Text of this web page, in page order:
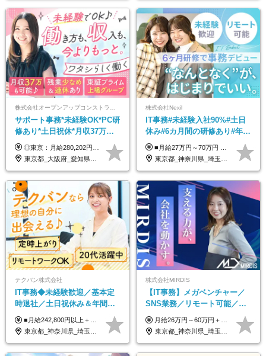
サポート事務*未経験OK*PC研
修あり*土日祝休*月収37万円
可*面接1回/o
◎東京：月給280,202円～402,430円 ◎大阪：月給269,824円～392,052円 ◎名古屋：月給285,967円～408,195円 ◎その他：月給265,212円～387,440円 ※試用期間3か月／待遇は研修期間中のみ変更あり （東京：23.9万円～、大阪：月給23.4万円～、名古屋：月給24.2万円～、その他：月給23.1万円～） ※固定残業代（配属後に支給）・一律手当を含む ※固定残業代は残業がない場合も支給し、超過分は別途支給する ※年齢、経験、能力を考慮し、支給額を決定します。
東京都_大阪府_愛知県_北海道_宮城県_新潟県_石川県_静岡県_広島県_福岡県_沖縄県
株式会社Nexil
IT事務#未経験入社90%#土日
休み#6カ月間の研修あり#年休
125日以上#残業月5h以下#リ
モート可
■月給27万円～70万円 ※経験・スキルなどを考慮して決定します。 ※上記金額には固定残業代（月15時間相当分／26,300円～73,500円）を含みます。 超過分は別途支給します。 ★最大200万円の昇給アップを叶えたメンバーも！ ￣￣￣V￣￣￣￣￣￣￣￣￣￣￣￣￣￣￣￣￣￣￣ 社員の頑張りはしっかり評価・還元！ はじめは経験がなくても、頑張り次第で早期キャリアアップも狙える環境が充実！ 実際に、昇給で最大200万円給与が上がった先輩社員も活躍中！ 社員のモチベーションも高く維持しながら働けます◎ ★一人でも多くの方とお会いしたいと考えています！ ￣￣￣V￣￣￣￣￣￣￣￣￣￣￣￣￣￣￣￣￣￣￣￣ 現在活躍中の先輩たちの前職は、営業や飲食、 美容師や銀行員、アパレル店員など、多彩！ パソコンが苦手だったメンバーも今では第一線で活躍中です！
東京都_神奈川県_埼玉県_千葉県_大阪府_愛知県_北海道_青森県_岩手県_宮城県_秋田県_山形県_福島県_茨城県_栃木県_群馬県_新潟県_山梨県_長野県_富山県_石川県_福井県_静岡県_岐阜県_三重県_兵庫県_京都府_滋賀県_奈良県_和歌山県_広島県_岡山県_鳥取県_島根県_山口県_徳島県_香川県_愛媛県_高知県_福岡県_熊本県_佐賀県_長崎県_大分県_宮崎県_鹿児島県_沖縄県
テクバン株式会社
IT事務◆未経験歓迎／基本定
時退社／土日祝休み＆年間休
日123日／賞与年2回／研修制
度充実／リモートOK
■月給242,800円以上＋諸手当＋賞与年2回＋業績賞与 ※固定残業代32,813円～/20時間分を含む ※超過分は別途支給 ※経験・年齢を考慮の上、当社規定により決定 ※試用期間6ヵ月間（待遇に差異なし）
東京都_神奈川県_埼玉県_千葉県
株式会社MIRDIS
【IT事務】メガベンチャー／
SNS業務／リモート可能／未
経験◎
月給26万円～60万円＋賞与1回＋各種手当 ★Point：経験者の方は100％年収UPでの待遇提示も可能！ ※試用期間6カ月 ※期間中は月給20万円以上～スタート ※期間中は契約社員
東京都_神奈川県_埼玉県_千葉県